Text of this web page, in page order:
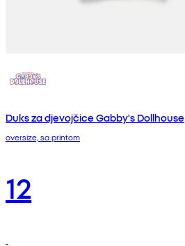
Duks za djevojčice Gabby's Dollhouse
oversize, sa printom
12